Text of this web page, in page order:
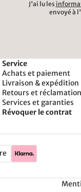
J'ai lu les
envoyé à
Service
Achats et paiement
Livraison & expédition
Retours et
Services et garanties
Révoquer le contrat